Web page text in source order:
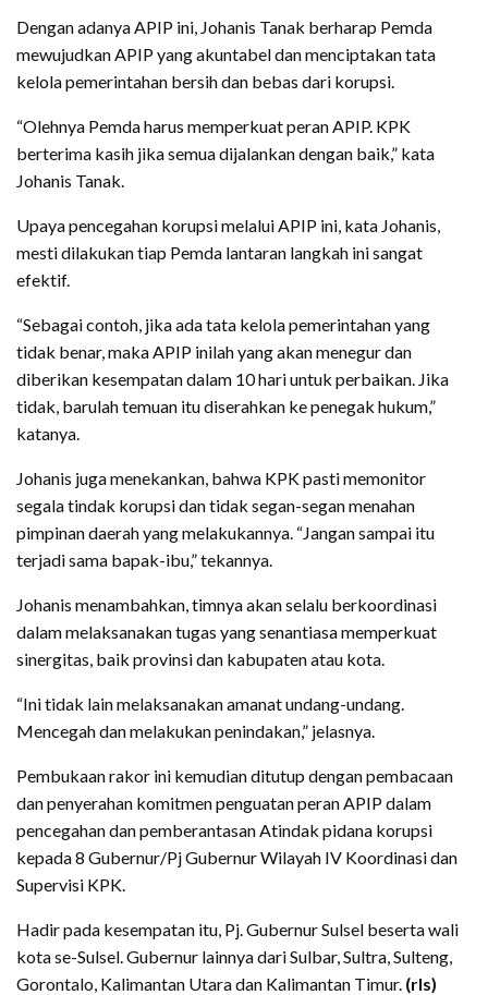
Dengan adanya APIP ini, Johanis Tanak berharap Pemda
mewujudkan APIP yang akuntabel dan menciptakan tata
kelola pemerintahan bersih dan bebas dari korupsi.
“Olehnya Pemda harus memperkuat peran APIP. KPK
berterima kasih jika semua dijalankan dengan baik,” kata
Johanis Tanak.
Upaya pencegahan korupsi melalui APIP ini, kata Johanis,
mesti dilakukan tiap Pemda lantaran langkah ini sangat
efektif.
“Sebagai contoh, jika ada tata kelola pemerintahan yang
tidak benar, maka APIP inilah yang akan menegur dan
diberikan kesempatan dalam 10 hari untuk perbaikan. Jika
tidak, barulah temuan itu diserahkan ke penegak hukum,”
katanya.
Johanis juga menekankan, bahwa KPK pasti memonitor
segala tindak korupsi dan tidak segan-segan menahan
pimpinan daerah yang melakukannya. “Jangan sampai itu
terjadi sama bapak-ibu,” tekannya.
Johanis menambahkan, timnya akan selalu berkoordinasi
dalam melaksanakan tugas yang senantiasa memperkuat
sinergitas, baik provinsi dan kabupaten atau kota.
“Ini tidak lain melaksanakan amanat undang-undang.
Mencegah dan melakukan penindakan,” jelasnya.
Pembukaan rakor ini kemudian ditutup dengan pembacaan
dan penyerahan komitmen penguatan peran APIP dalam
pencegahan dan pemberantasan Atindak pidana korupsi
kepada 8 Gubernur/Pj Gubernur Wilayah IV Koordinasi dan
Supervisi KPK.
Hadir pada kesempatan itu, Pj. Gubernur Sulsel beserta wali
kota se-Sulsel. Gubernur lainnya dari Sulbar, Sultra, Sulteng,
Gorontalo, Kalimantan Utara dan Kalimantan Timur. (rls)